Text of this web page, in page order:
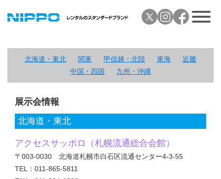
北海道・東北 関東 甲信越・北陸 東海
近畿
中国・四国
九州・沖縄
展示会情報
北海道・東北
アクセスサッポロ（札幌流通総合会館）
〒003-0030 北海道札幌市白石区流通センター4-3-55
TEL：011-865-5811